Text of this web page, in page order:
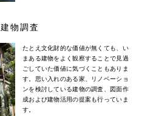
建物調査
たとえ文化財的な価値が無くても、い
まある建物をよく観察することで見過
ごしていた価値に気づくこともありま
す。思い入れのある家、リノベーショ
ンを検討している建物の調査、図面作
成および建物活用の提案も行っていま
す。